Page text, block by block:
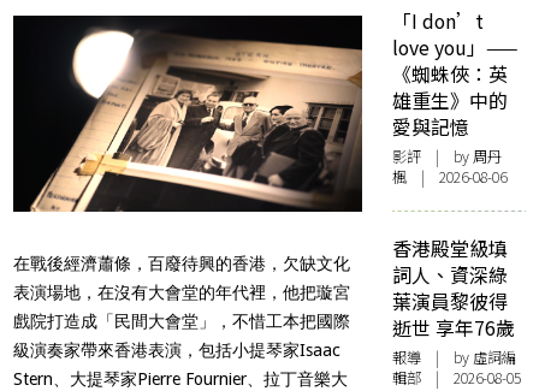
在戰後經濟蕭條，百廢待興的香港，欠缺文化
表演場地，在沒有大會堂的年代裡，他把璇宮
戲院打造成「民間大會堂」，不惜工本把國際
級演奏家帶來香港表演，包括小提琴家Isaac
Stern、大提琴家Pierre Fournier、拉丁音樂大
「I don’t
love you」——
《蜘蛛俠：英
雄重生》中的
愛與記憶
影評 | by周丹
楓 | 2026-08-06
香港殿堂級填
詞人、資深綠
葉演員黎彼得
逝世 享年76歲
報導 | by 虛詞編
輯部 | 2026-08-05